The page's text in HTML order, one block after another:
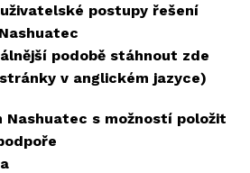
postupy řešení
podobě stáhnout zde
v anglickém jazyce)
Nashuatec s možností položit